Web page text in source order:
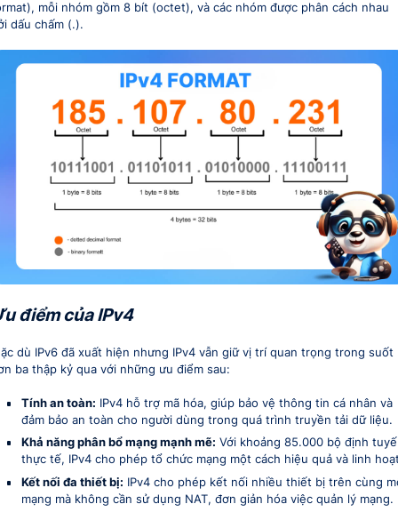
mỗi nhóm gồm 8 bít (octet), và các nhóm được phân cách nhau
dấu chấm (.).
điểm của IPv4
dù IPv6 đã xuất hiện nhưng IPv4 vẫn giữ vị trí quan trọng trong suốt
ba thập kỷ qua với những ưu điểm sau:
Tính an toàn: IPv4 hỗ trợ mã hóa, giúp bảo vệ thông tin cá nhân và
đảm bảo an toàn cho người dùng trong quá trình truyền tải dữ liệu.
Khả năng phân bổ mạng mạnh mẽ: Với khoảng 85.000 bộ định
thực tế, IPv4 cho phép tổ chức mạng một cách hiệu quả và linh
Kết nối đa thiết bị: IPv4 cho phép kết nối nhiều thiết bị trên cùng
mạng mà không cần sử dụng NAT, đơn giản hóa việc quản lý mạng.